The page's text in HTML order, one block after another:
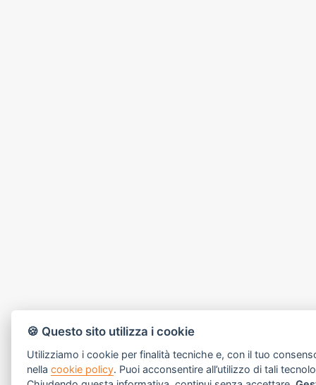
🍪 Questo sito utilizza i cookie
Utilizziamo i cookie per finalità tecniche e, con il tuo
nellacookie policy. Puoi acconsentire all’utilizzo di tali